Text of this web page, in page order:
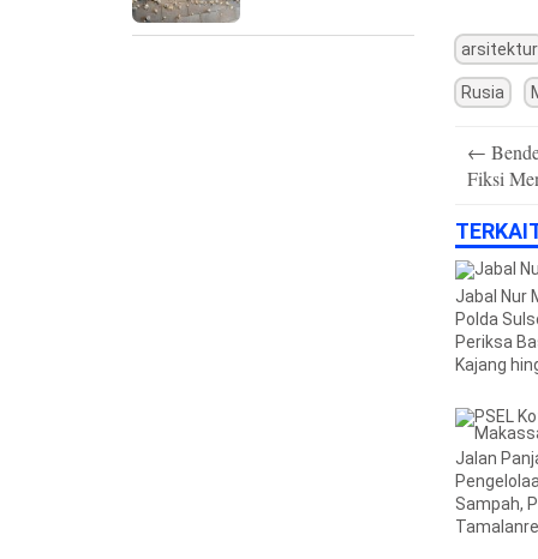
arsitektur
Rusia
navigation
←
Fiksi
Jabal Nur
Polda
Periksa
Kajang
TPPU
Jalan
Sampah,